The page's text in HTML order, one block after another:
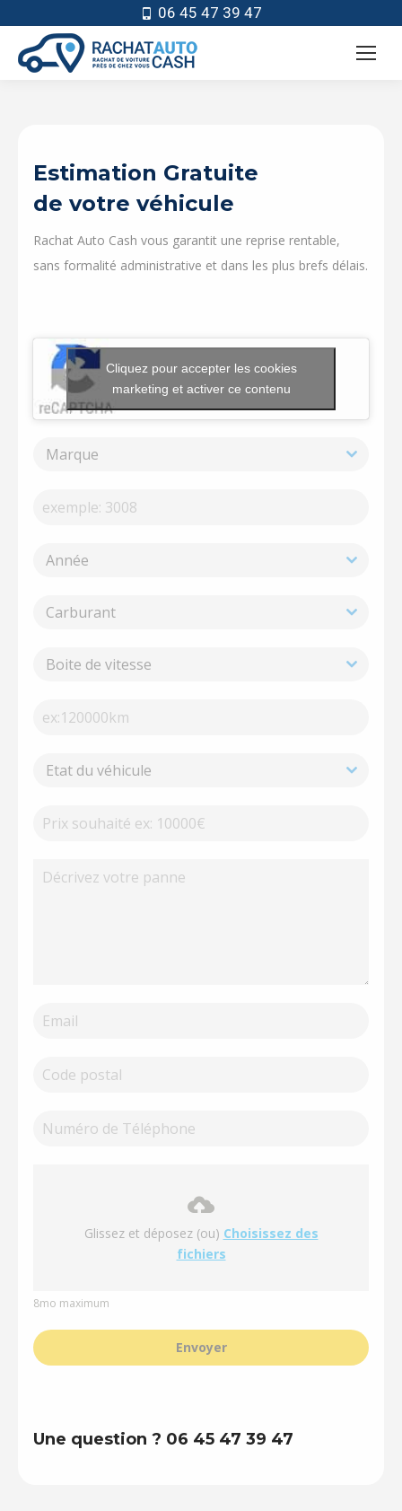
06 45 47 39 47
Estimation Gratuite
de votre véhicule
Rachat Auto Cash vous garantit une reprise rentable,
sans formalité administrative et dans les plus brefs délais.
Cliquez pour accepter les cookies
marketing et activer ce contenu
Marque
Année
Carburant
Boite de vitesse
Etat du véhicule
Glissez et déposez (ou) Choisissez des
fichiers
8mo maximum
Envoyer
Une question ? 06 45 47 39 47